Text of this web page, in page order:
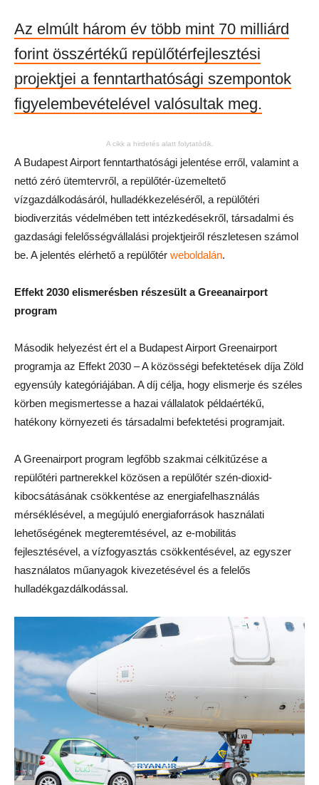
Az elmúlt három év több mint 70 milliárd
forint összértékű repülőtérfejlesztési
projektjei a fenntarthatósági szempontok
figyelembevételével valósultak meg.
A cikk a hirdetés alatt folytatódik.
A Budapest Airport fenntarthatósági jelentése erről, valamint a
nettó zéró ütemtervről, a repülőtér-üzemeltető
vízgazdálkodásáról, hulladékkezeléséről, a repülőtéri
biodiverzitás védelmében tett intézkedésekről, társadalmi és
gazdasági felelősségvállalási projektjeiről részletesen számol
be. A jelentés elérhető a repülőtér weboldalán.
Effekt 2030 elismerésben részesült a Greeanairport
program
Második helyezést ért el a Budapest Airport Greenairport
programja az Effekt 2030 – A közösségi befektetések díja Zöld
egyensúly kategóriájában. A díj célja, hogy elismerje és széles
körben megismertesse a hazai vállalatok példaértékű,
hatékony környezeti és társadalmi befektetési programjait.
A Greenairport program legfőbb szakmai célkitűzése a
repülőtéri partnerekkel közösen a repülőtér szén-dioxid-
kibocsátásának csökkentése az energiafelhasználás
mérséklésével, a megújuló energiaforrások használati
lehetőségének megteremtésével, az e-mobilitás
fejlesztésével, a vízfogyasztás csökkentésével, az egyszer
használatos műanyagok kivezetésével és a felelős
hulladékgazdálkodással.